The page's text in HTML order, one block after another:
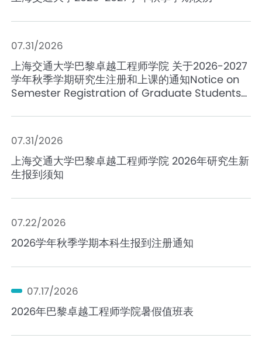
07.31/2026
上海交通大学巴黎卓越工程师学院 关于2026-2027
学年秋季学期研究生注册和上课的通知Notice on
Semester Registration of Graduate Students
07.31/2026
上海交通大学巴黎卓越工程师学院 2026年研究生新
生报到须知
07.22/2026
2026学年秋季学期本科生报到注册通知
07.17/2026
2026年巴黎卓越工程师学院暑假值班表